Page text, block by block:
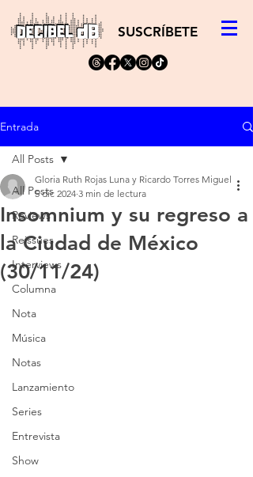
SUSCRÍBETE
Entrada
All Posts
Reviews
Reissues
Interviews
Columna
Nota
Música
Notas
Lanzamiento
Series
Entrevista
Show
All Posts
Insomnium y su regreso a
la Ciudad de México
(30/11/24)
Gloria Ruth Rojas Luna y Ricardo Torres Miguel
5 dic 2024 3 min de lectura